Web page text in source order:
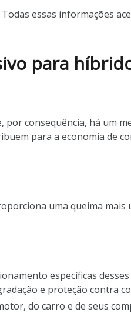
essas informações
para
consequência, há um
para a economia de
uma queima
específicas
e proteção contra
do carro e de seus